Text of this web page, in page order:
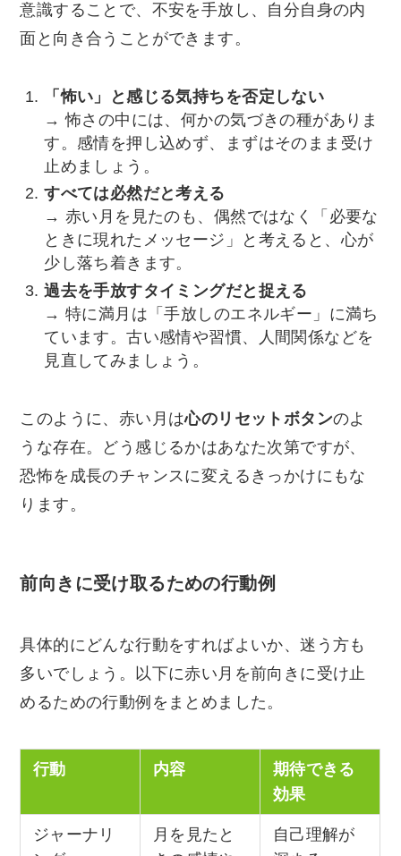
意識することで、不安を手放し、自分自身の内
面と向き合うことができます。
「怖い」と感じる気持ちを否定しない
→ 怖さの中には、何かの気づきの種がありま
す。感情を押し込めず、まずはそのまま受け
止めましょう。
すべては必然だと考える
→ 赤い月を見たのも、偶然ではなく「必要な
ときに現れたメッセージ」と考えると、心が
少し落ち着きます。
過去を手放すタイミングだと捉える
→ 特に満月は「手放しのエネルギー」に満ち
ています。古い感情や習慣、人間関係などを
見直してみましょう。
このように、赤い月は心のリセットボタンのよ
うな存在。どう感じるかはあなた次第ですが、
恐怖を成長のチャンスに変えるきっかけにもな
ります。
前向きに受け取るための行動例
具体的にどんな行動をすればよいか、迷う方も
多いでしょう。以下に赤い月を前向きに受け止
めるための行動例をまとめました。
行動 内容
期待できる
効果
ジャーナリ
月を見たと
自己理解が